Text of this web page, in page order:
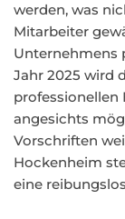
werden, was
Mitarbeiter
Unternehmens
Jahr 2025 wird
professionellen
angesichts
Vorschriften
Hockenheim
eine